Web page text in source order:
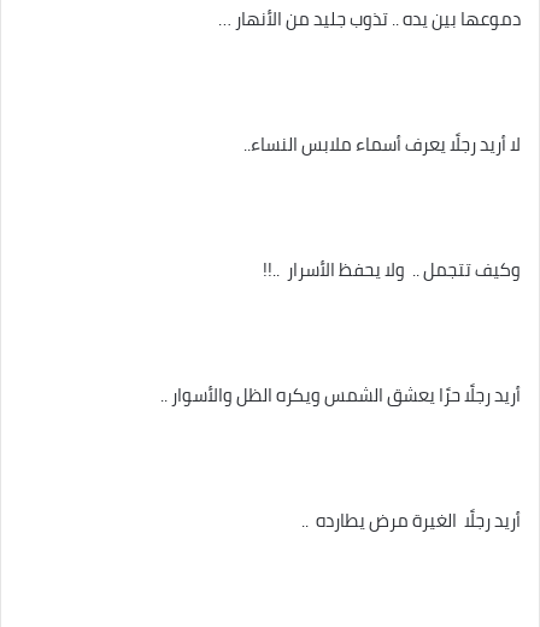
دموعها بين يده .. تذوب جليد من الأنهار …
لا أريد رجلًا يعرف أسماء ملابس النساء..
وكيف تتجمل .. ولا يحفظ الأسرار ..!!
أريد رجلًا حرًا يعشق الشمس ويكره الظل والأسوار ..
أريد رجلًا الغيرة مرض يطارده ..